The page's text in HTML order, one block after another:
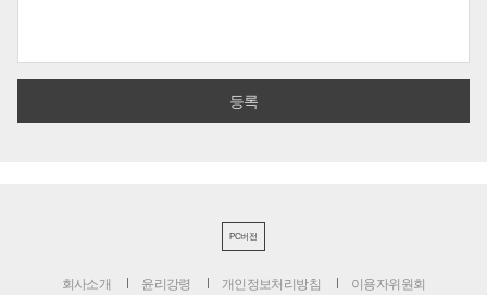
PC버전
회사소개 윤리강령 개인정보처리방침 이용자위원회